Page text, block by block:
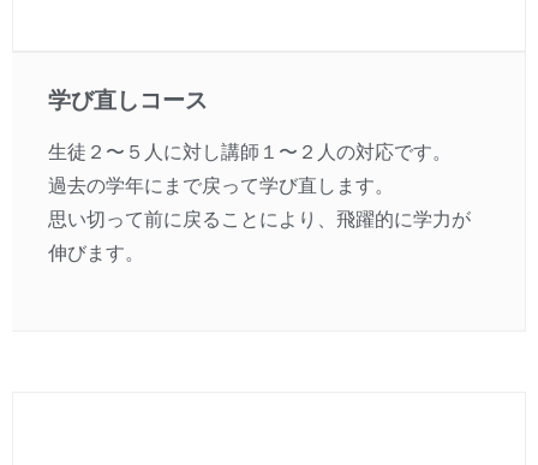
学び直しコース
生徒２〜５人に対し講師１〜２人の対応です。
過去の学年にまで戻って学び直します。
思い切って前に戻ることにより、飛躍的に学力が
伸びます。